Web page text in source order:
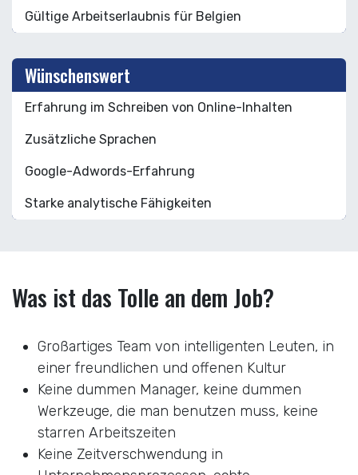
Gültige Arbeitserlaubnis für Belgien
Wünschenswert
Erfahrung im Schreiben von Online-Inhalten
Zusätzliche Sprachen
Google-Adwords-Erfahrung
Starke analytische Fähigkeiten
Was ist das Tolle an dem Job?
Großartiges Team von intelligenten Leuten, in
einer freundlichen und offenen Kultur
Keine dummen Manager, keine dummen
Werkzeuge, die man benutzen muss, keine
starren Arbeitszeiten
Keine Zeitverschwendung in